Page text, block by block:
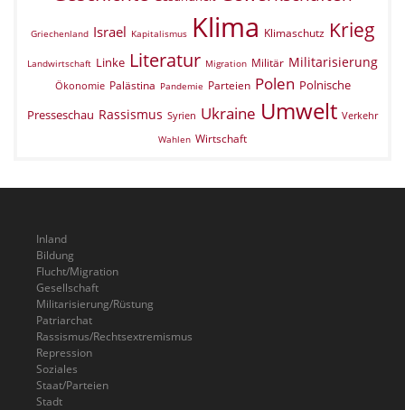
Griechenland Israel Kapitalismus Klima Klimaschutz Krieg
Landwirtschaft Linke Literatur Migration Militär Militarisierung
Ökonomie Palästina Pandemie Parteien Polen Polnische
Presseschau Rassismus Syrien Ukraine Umwelt Verkehr
Wahlen Wirtschaft
Inland
Bildung
Flucht/Migration
Gesellschaft
Militarisierung/Rüstung
Patriarchat
Rassismus/Rechtsextremismus
Repression
Soziales
Staat/Parteien
Stadt